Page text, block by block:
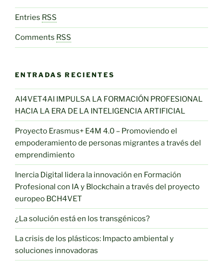
Entries RSS
Comments RSS
ENTRADAS RECIENTES
AI4VET4AI IMPULSA LA FORMACIÓN PROFESIONAL
HACIA LA ERA DE LA INTELIGENCIA ARTIFICIAL
Proyecto Erasmus+ E4M 4.0 – Promoviendo el
empoderamiento de personas migrantes a través del
emprendimiento
Inercia Digital lidera la innovación en Formación
Profesional con IA y Blockchain a través del proyecto
europeo BCH4VET
¿La solución está en los transgénicos?
La crisis de los plásticos: Impacto ambiental y
soluciones innovadoras